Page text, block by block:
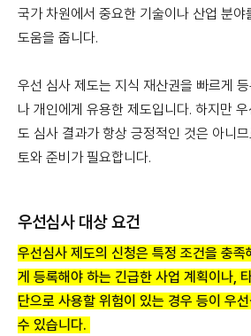
국가 차원에서 중요한 기술이나 산업 분야
도움을 줍니다.
우선 심사 제도는 지식 재산권을 빠르게
나 개인에게 유용한 제도입니다. 하지만
도 심사 결과가 항상 긍정적인 것은 아니
토와 준비가 필요합니다.
우선심사 대상 요건
우선심사 제도의 신청은 특정 조건을 충
게 등록해야 하는 긴급한 사업 계획이나,
단으로 사용할 위험이 있는 경우 등이 우
수 있습니다.